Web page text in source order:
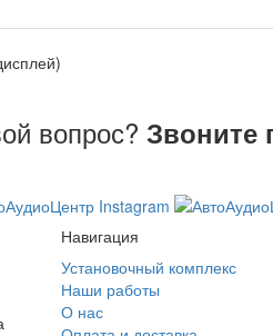
вопрос? Звоните
Навигация
Установочный комплекс
Наши работы
О нас